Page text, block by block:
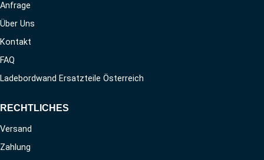
Anfrage
Über Uns
Kontakt
FAQ
Ladebordwand Ersatzteile Österreich
RECHTLICHES
Versand
Zahlung